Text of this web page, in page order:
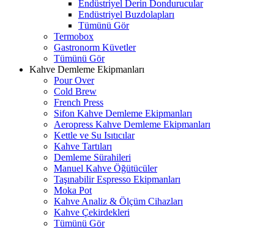
Endüstriyel Derin Dondurucular
Endüstriyel Buzdolapları
Tümünü Gör
Termobox
Gastronorm Küvetler
Tümünü Gör
Kahve Demleme Ekipmanları
Pour Over
Cold Brew
French Press
Sifon Kahve Demleme Ekipmanları
Aeropress Kahve Demleme Ekipmanları
Kettle ve Su Isıtıcılar
Kahve Tartıları
Demleme Sürahileri
Manuel Kahve Öğütücüler
Taşınabilir Espresso Ekipmanları
Moka Pot
Kahve Analiz & Ölçüm Cihazları
Kahve Çekirdekleri
Tümünü Gör